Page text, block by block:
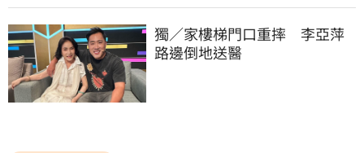
獨／家樓梯門口重摔　李亞萍
路邊倒地送醫